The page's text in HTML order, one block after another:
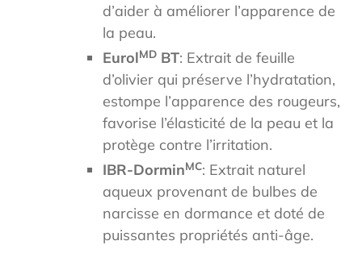
d’aider à améliorer l’apparence de
la peau.
EurolMD BT: Extrait de feuille
d’olivier qui préserve l’hydratation,
estompe l’apparence des rougeurs,
favorise l’élasticité de la peau et la
protège contre l’irritation.
IBR-DorminMC: Extrait naturel
aqueux provenant de bulbes de
narcisse en dormance et doté de
puissantes propriétés anti-âge.